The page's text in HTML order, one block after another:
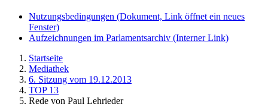
Nutzungsbedingungen (Dokument, Link öffnet ein neues
Fenster)
Aufzeichnungen im Parlamentsarchiv (Interner Link)
Startseite
Mediathek
6. Sitzung vom 19.12.2013
TOP 13
Rede von Paul Lehrieder